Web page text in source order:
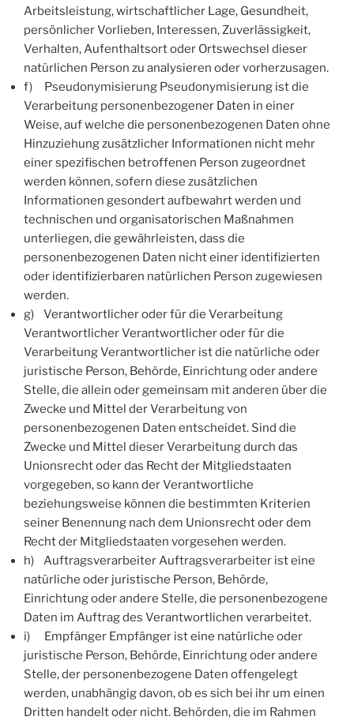
Arbeitsleistung, wirtschaftlicher Lage, Gesundheit,
persönlicher Vorlieben, Interessen, Zuverlässigkeit,
Verhalten, Aufenthaltsort oder Ortswechsel dieser
natürlichen Person zu analysieren oder vorherzusagen.
f) Pseudonymisierung Pseudonymisierung ist die
Verarbeitung personenbezogener Daten in einer
Weise, auf welche die personenbezogenen Daten ohne
Hinzuziehung zusätzlicher Informationen nicht mehr
einer spezifischen betroffenen Person zugeordnet
werden können, sofern diese zusätzlichen
Informationen gesondert aufbewahrt werden und
technischen und organisatorischen Maßnahmen
unterliegen, die gewährleisten, dass die
personenbezogenen Daten nicht einer identifizierten
oder identifizierbaren natürlichen Person zugewiesen
werden.
g) Verantwortlicher oder für die Verarbeitung
Verantwortlicher Verantwortlicher oder für die
Verarbeitung Verantwortlicher ist die natürliche oder
juristische Person, Behörde, Einrichtung oder andere
Stelle, die allein oder gemeinsam mit anderen über die
Zwecke und Mittel der Verarbeitung von
personenbezogenen Daten entscheidet. Sind die
Zwecke und Mittel dieser Verarbeitung durch das
Unionsrecht oder das Recht der Mitgliedstaaten
vorgegeben, so kann der Verantwortliche
beziehungsweise können die bestimmten Kriterien
seiner Benennung nach dem Unionsrecht oder dem
Recht der Mitgliedstaaten vorgesehen werden.
h) Auftragsverarbeiter Auftragsverarbeiter ist eine
natürliche oder juristische Person, Behörde,
Einrichtung oder andere Stelle, die personenbezogene
Daten im Auftrag des Verantwortlichen verarbeitet.
i) Empfänger Empfänger ist eine natürliche oder
juristische Person, Behörde, Einrichtung oder andere
Stelle, der personenbezogene Daten offengelegt
werden, unabhängig davon, ob es sich bei ihr um einen
Dritten handelt oder nicht. Behörden, die im Rahmen